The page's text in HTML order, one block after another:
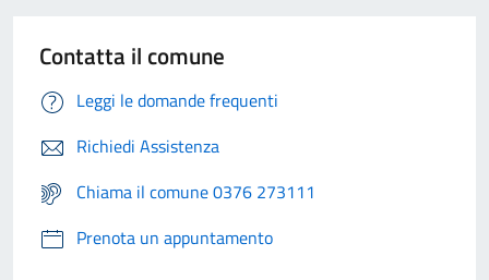
Contatta il comune
Leggi le domande frequenti
Richiedi Assistenza
Chiama il comune 0376 273111
Prenota un appuntamento